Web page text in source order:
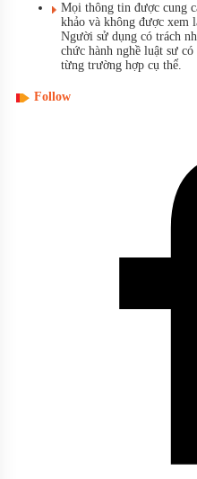
Mọi thông tin được cung
khảo và không được xem
Người sử dụng có trách
chức hành nghề luật sư
từng trường hợp cụ thể.
Follow